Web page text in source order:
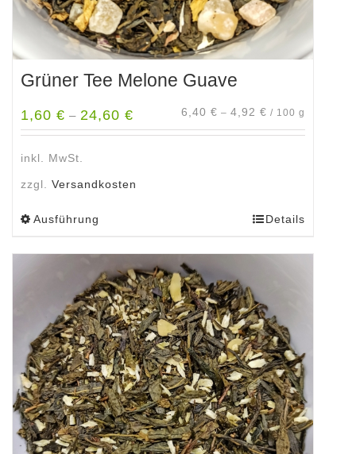
Grüner Tee Melone Guave
1,60 € – 24,60 € 6,40 € – 4,92 € / 100 g
inkl. MwSt.
zzgl. Versandkosten
Ausführung
mehrere
Varianten
auf.
Die
Optionen
können
auf
der
Produktseite
Details